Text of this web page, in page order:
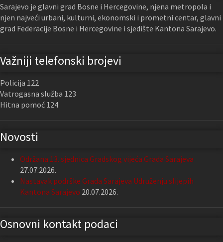
Sarajevo je glavni grad Bosne i Hercegovine, njena metropola i
njen najveći urbani, kulturni, ekonomski i prometni centar, glavni
grad Federacije Bosne i Hercegovine i sjedište Kantona Sarajevo.
Važniji telefonski brojevi
Policija 122
Vatrogasna služba 123
Hitna pomoć 124
Novosti
Održana 13. sjednica Gradskog vijeća Grada Sarajeva
27.07.2026.
Nastavak podrške Grada Sarajeva Udruženju slijepih
Kantona Sarajevo 20.07.2026.
Osnovni kontakt podaci